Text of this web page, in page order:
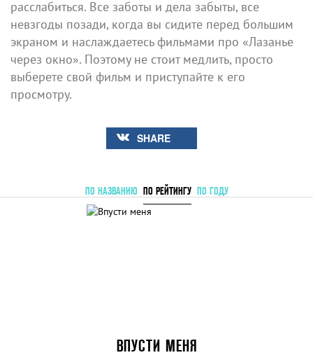
расслабиться. Все заботы и дела забыты, все
невзгоды позади, когда вы сидите перед большим
экраном и наслаждаетесь фильмами про «Лазанье
через окно». Поэтому не стоит медлить, просто
выберете свой фильм и приступайте к его
просмотру.
SHARE
ПО НАЗВАНИЮ ПО РЕЙТИНГУ ПО ГОДУ
ВПУСТИ МЕНЯ